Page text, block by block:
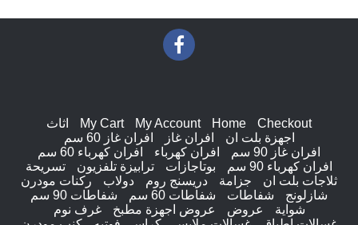
Checkout
Home
My Account
My Cart
اثاث
اجهزة بلت ان
افران غاز
افران غاز 60 سم
افران غاز 90 سم
افران كهرباء
افران كهرباء 60 سم
افران كهرباء 90 سم
بوتاجازات ترابيزة تلفزيون
تسريحة
ثلاجات بلت ان
جزامة دريسنج روم دولاب
ركنات مودرن
شازلونج
شفاطات شفاطات 60 سم
شفاطات 90 سم
شواية
عروض عروض اجهزة مطبخ
غرف نوم